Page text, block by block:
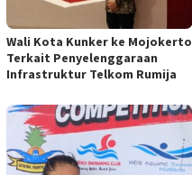
Wali Kota Kunker ke Mojokerto
Terkait Penyelenggaraan
Infrastruktur Telkom Rumija